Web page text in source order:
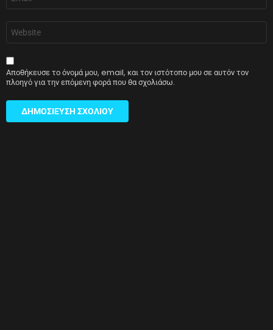
Ιστότοπος
Αποθήκευσε το όνομά μου, email, και τον ιστότοπο μου σε αυτόν τον
πλοηγό για την επόμενη φορά που θα σχολιάσω.